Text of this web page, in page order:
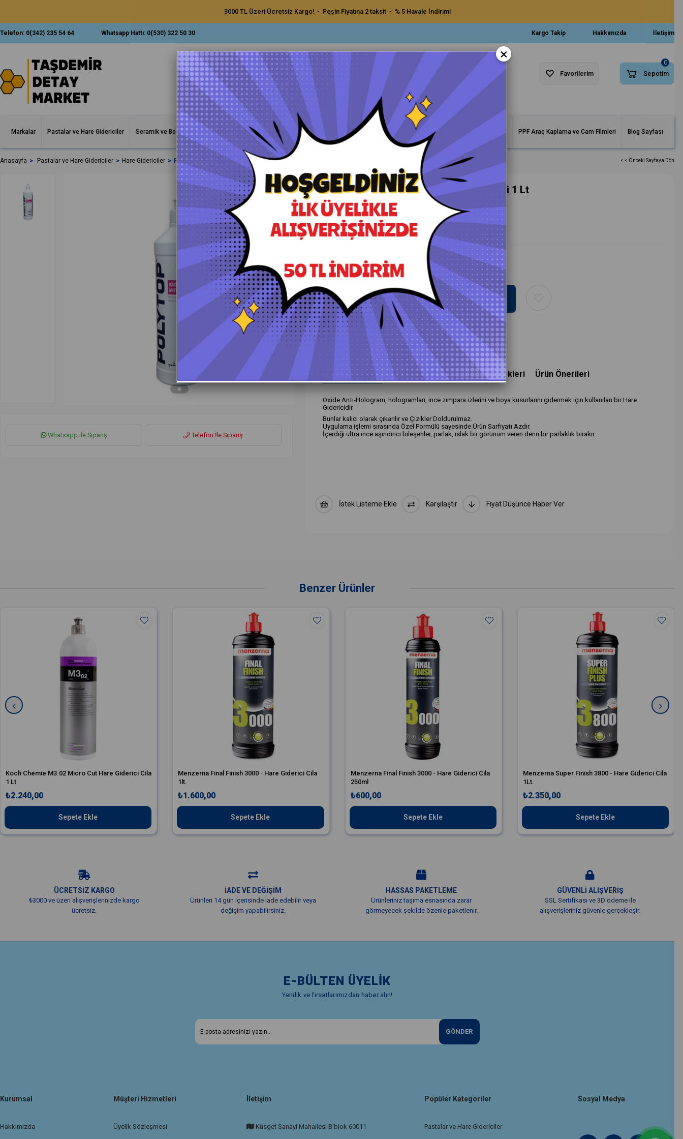
3000 TL Üzeri Ücretsiz Kargo! - Peşin Fiyatına 2 taksit - % 5 Havale İndirimi
Telefon: 0(342) 235 54 64 Whatsapp Hattı: 0(530) 322 50 30 Kargo Takip Hakkımızda İletişim
Sepetim
0
Favorilerim
Markalar Pastalar ve Hare Gidericiler Seramik ve Boya Korumalar İç Bakım Ürünleri Dış Bakım Ürünleri Uygulama Pedleri ve Bezler Aksesuarlar ve Makineler PPF Araç Kaplama ve Cam Filmleri Blog Sayfası
Anasayfa Pastalar ve Hare Gidericiler Hare Gidericiler Polytop Oxide Antihologram Hare Giderici 1 Lt < < Önceki Sayfaya Dön
Whatsapp ile Sipariş Telefon İle Sipariş
Polytop Oxide Antihologram Hare Giderici 1 Lt
Orijinal Ürün - Yetkili Satıcı - Hızlı Kargo
₺1.300,00
Havale ile Ödeme
₺1.235,00
Daha Fazla Hare Gidericiler
Ürün Özellikleri Yorumlar(0) Ödeme Seçenekleri Ürün Önerileri
Oxide Anti-Hologram, hologramları, ince zımpara izlerini ve boya kusurlarını gidermek için kullanılan bir Hare
Gidericidir.
Bunlar kalıcı olarak çıkarılır ve Çizikler Doldurulmaz.
Uygulama işlemi sırasında Özel Formülü sayesinde Ürün Sarfiyatı Azdır.
İçerdiği ultra ince aşındırıcı bileşenler, parlak, ıslak bir görünüm veren derin bir parlaklık bırakır.
İstek Listeme Ekle Karşılaştır Fiyat Düşünce Haber Ver
Benzer Ürünler
Koch Chemie M3.02 Micro Cut Hare Giderici Cila
1 Lt
₺2.240,00
Sepete Ekle
Menzerna Final Finish 3000 - Hare Giderici Cila
1lt.
₺1.600,00
Sepete Ekle
Menzerna Final Finish 3000 - Hare Giderici Cila
250ml
₺600,00
Sepete Ekle
Menzerna Super Finish 3800 - Hare Giderici Cila
1Lt.
₺2.350,00
Sepete Ekle
ÜCRETSİZ KARGO
₺3000 ve üzeri alışverişlerinizde kargo
ücretsiz.
İADE VE DEĞİŞİM
Ürünleri 14 gün içerisinde iade edebilir veya
değişim yapabilirsiniz.
HASSAS PAKETLEME
Ürünleriniz taşıma esnasında zarar
görmeyecek şekilde özenle paketlenir.
GÜVENLİ ALIŞVERİŞ
SSL Sertifikası ve 3D ödeme ile
alışverişleriniz güvenle gerçekleşir.
E-BÜLTEN ÜYELİK
Yenilik ve fırsatlarımızdan haber alın!
GÖNDER
Kurumsal
Hakkımızda
Müşteri Hizmetleri
Üyelik Sözleşmesi
İletişim
Küsget Sanayi Mahallesi B blok 60011
Popüler Kategoriler
Pastalar ve Hare Gidericiler
Sosyal Medya
×